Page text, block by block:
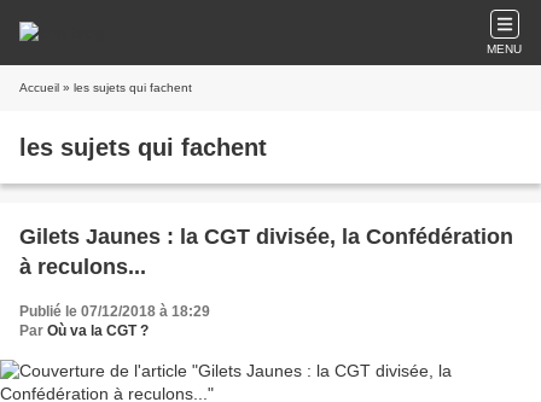
MENU
Accueil » les sujets qui fachent
les sujets qui fachent
Gilets Jaunes : la CGT divisée, la Confédération
à reculons...
Publié le 07/12/2018 à 18:29
Par Où va la CGT ?